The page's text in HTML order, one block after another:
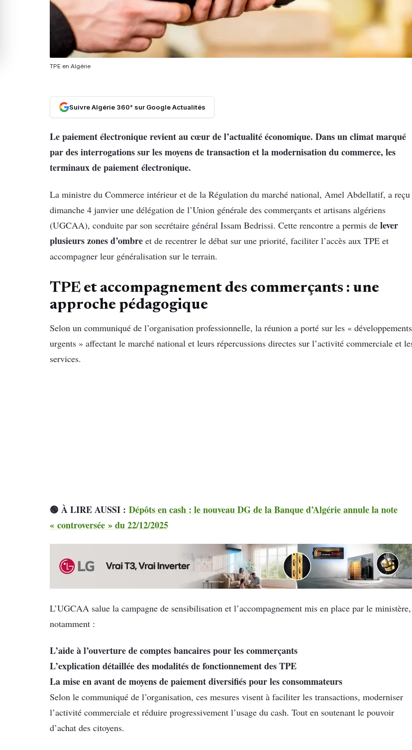
TPE en Algérie
Suivre Algérie 360° sur Google Actualités
Le paiement électronique revient au cœur de l’actualité économique. Dans un climat marqué
par des interrogations sur les moyens de transaction et la modernisation du commerce, les
terminaux de paiement électronique.
La ministre du Commerce intérieur et de la Régulation du marché national, Amel Abdellatif, a reçu
dimanche 4 janvier une délégation de l’Union générale des commerçants et artisans algériens
(UGCAA), conduite par son secrétaire général Issam Bedrissi. Cette rencontre a permis de lever
plusieurs zones d’ombre et de recentrer le débat sur une priorité, faciliter l’accès aux TPE et
accompagner leur généralisation sur le terrain.
TPE et accompagnement des commerçants : une
approche pédagogique
Selon un communiqué de l’organisation professionnelle, la réunion a porté sur les « développements
urgents » affectant le marché national et leurs répercussions directes sur l’activité commerciale et
services.
🟢 À LIRE AUSSI : Dépôts en cash : le nouveau DG de la Banque d’Algérie annule la note
« controversée » du 22/12/2025
L’UGCAA salue la campagne de sensibilisation et l’accompagnement mis en place par le ministère,
notamment :
L’aide à l’ouverture de comptes bancaires pour les commerçants
L’explication détaillée des modalités de fonctionnement des TPE
La mise en avant de moyens de paiement diversifiés pour les consommateurs
Selon le communiqué de l’organisation, ces mesures visent à faciliter les transactions, moderniser
l’activité commerciale et réduire progressivement l’usage du cash. Tout en soutenant le pouvoir
d’achat des citoyens.